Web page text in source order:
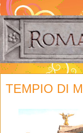
TEMPIO DI